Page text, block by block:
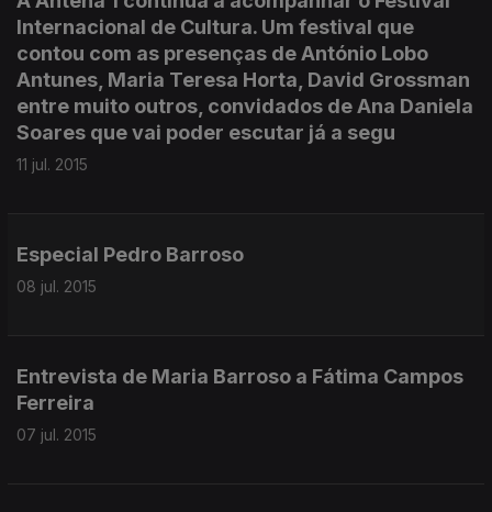
Internacional de Cultura. Um festival que
contou com as presenças de António Lobo
Antunes, Maria Teresa Horta, David Grossman
entre muito outros, convidados de Ana Daniela
Soares que vai poder escutar já a segu
11 jul. 2015
Especial Pedro Barroso
08 jul. 2015
Entrevista de Maria Barroso a Fátima Campos
Ferreira
07 jul. 2015